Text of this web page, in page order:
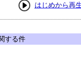
はじめから再
する件